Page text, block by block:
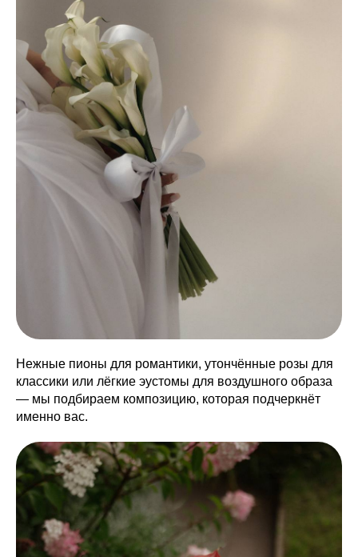
Нежные пионы для романтики, утончённые розы для
классики или лёгкие эустомы для воздушного образа
— мы подбираем композицию, которая подчеркнёт
именно вас.